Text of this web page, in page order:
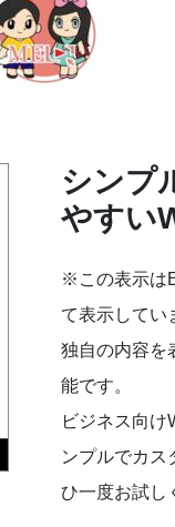
シンプ
やすい
※この表示は
て表示してい
独自の内容を
能です。
ビジネス向け
ンプルでカス
ひ一度お試し